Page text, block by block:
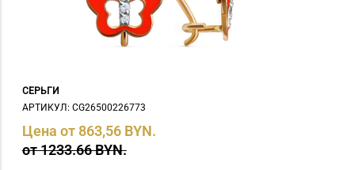
СЕРЬГИ
АРТИКУЛ: СG26500226773
Цена от 863,56 BYN.
от 1233.66 BYN.